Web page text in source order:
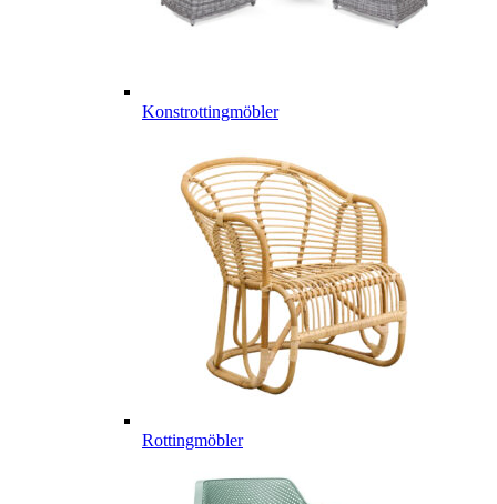
Konstrottingmöbler
Rottingmöbler